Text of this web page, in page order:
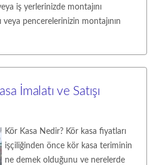
iş yerlerinizde montajını
veya pencerelerinizin montajının
İmalatı ve Satışı
Kör Kasa Nedir? Kör kasa fiyatları
işçiliğinden önce kör kasa teriminin
ne demek olduğunu ve nerelerde